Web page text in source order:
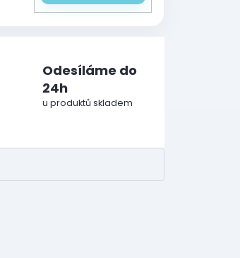
Odesíláme do
24h
u produktů skladem